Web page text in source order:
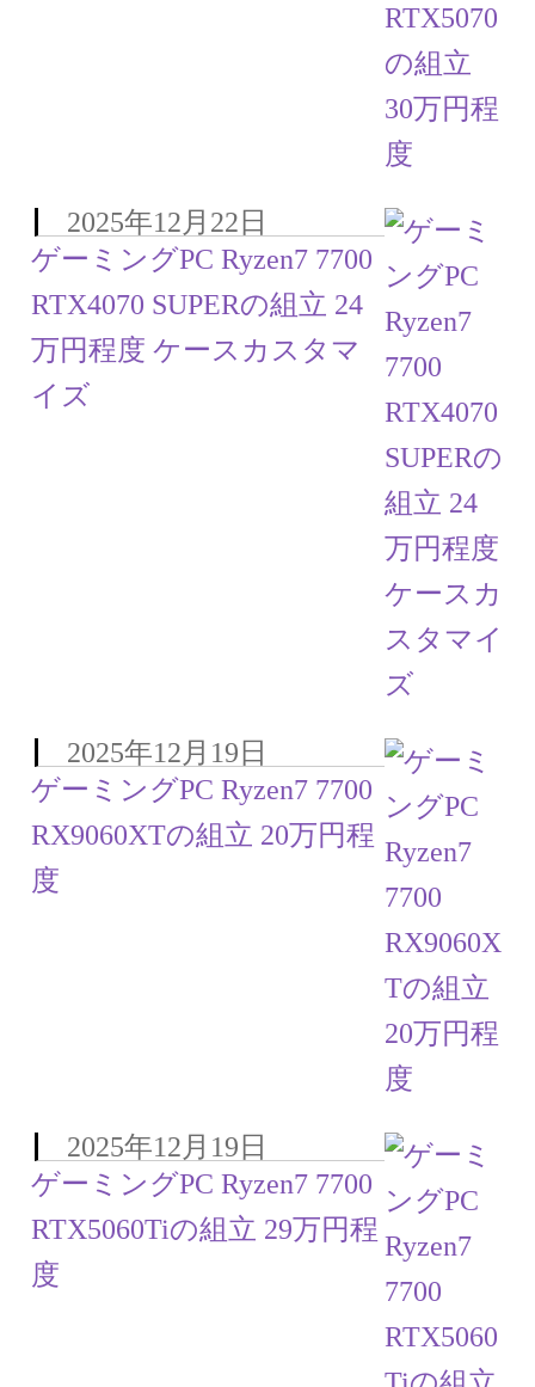
ゲーミングPC Ryzen7 7700
RTX4070 SUPERの組立 24
万円程度 ケースカスタマ
イズ
2025年12月22日
ゲーミングPC Ryzen7 7700
RX9060XTの組立 20万円程
度
2025年12月19日
ゲーミングPC Ryzen7 7700
RTX5060Tiの組立 29万円程
度
2025年12月19日